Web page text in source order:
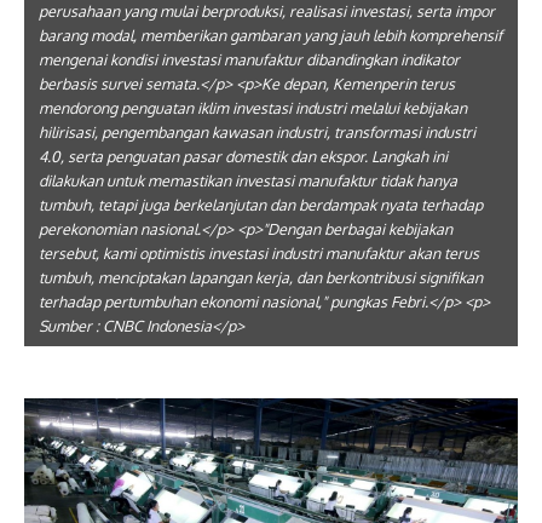
perusahaan yang mulai berproduksi, realisasi investasi, serta impor
barang modal, memberikan gambaran yang jauh lebih komprehensif
mengenai kondisi investasi manufaktur dibandingkan indikator
berbasis survei semata.</p> <p>Ke depan, Kemenperin terus
mendorong penguatan iklim investasi industri melalui kebijakan
hilirisasi, pengembangan kawasan industri, transformasi industri
4.0, serta penguatan pasar domestik dan ekspor. Langkah ini
dilakukan untuk memastikan investasi manufaktur tidak hanya
tumbuh, tetapi juga berkelanjutan dan berdampak nyata terhadap
perekonomian nasional.</p> <p>"Dengan berbagai kebijakan
tersebut, kami optimistis investasi industri manufaktur akan terus
tumbuh, menciptakan lapangan kerja, dan berkontribusi signifikan
terhadap pertumbuhan ekonomi nasional," pungkas Febri.</p> <p>
Sumber : CNBC Indonesia</p>